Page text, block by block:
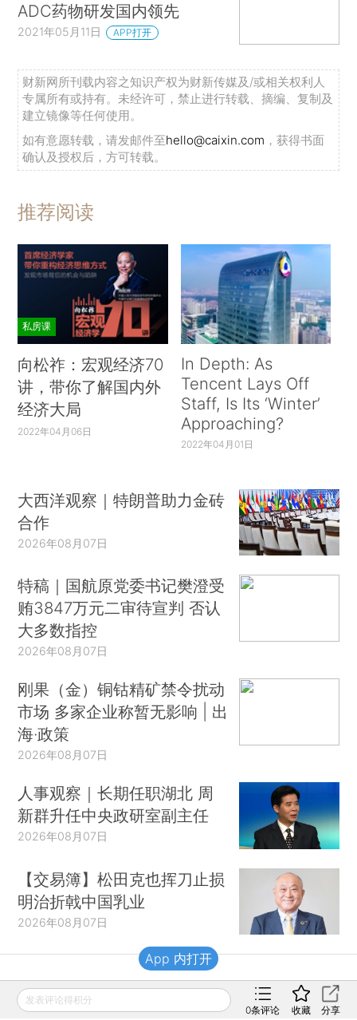
ADC药物研发国内领先
2021年05月11日 APP打开
财新网所刊载内容之知识产权为财新传媒及/或相关权利人
专属所有或持有。未经许可，禁止进行转载、摘编、复制及
建立镜像等任何使用。
如有意愿转载，请发邮件至hello@caixin.com ，获得书面
确认及授权后，方可转载。
推荐阅读
私房课
向松祚：宏观经济70
讲，带你了解国内外
经济大局
2022年04月06日
In Depth: As
Tencent Lays Off
Staff, Is Its ‘Winter’
Approaching?
2022年04月01日
大西洋观察｜特朗普助力金砖
合作
2026年08月07日
特稿｜国航原党委书记樊澄受
贿3847万元二审待宣判 否认
大多数指控
2026年08月07日
刚果（金）铜钴精矿禁令扰动
市场 多家企业称暂无影响 | 出
海·政策
2026年08月07日
人事观察｜长期任职湖北 周
新群升任中央政研室副主任
2026年08月07日
【交易簿】松田克也挥刀止损
明治折戟中国乳业
2026年08月07日
财新移动
发表评论得积分
0条评论 收藏 分享
App 内打开